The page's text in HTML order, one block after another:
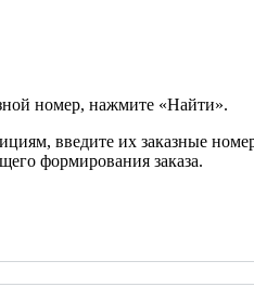
номер, нажмите «Найти».
введите их заказные
формирования заказа.